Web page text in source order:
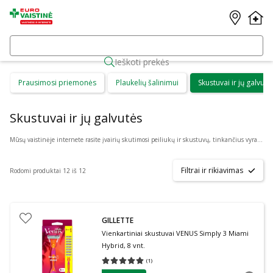
Ieškoti prekės
Prausimosi priemonės Plaukelių šalinimui Skustuvai ir jų
Skustuvai ir jų galvutės
Mūsų vaistinėje internete rasite įvairių skutimosi peiliukų ir skustuvų, tinkančius vyrams ir moterims. Šie produktai skirti saugiam ir efektyviam plaukų šalinimui įvairiose kūno vietose, užtikrinant švelnią ir glotnią odą. Rinkitės „
Rodomi produktai 12 iš 12 Filtrai ir rikiavimas
GILLETTE
Vienkartiniai skustuvai VENUS Simply 3 Miami
Hybrid, 8 vnt.
(1)
Vidutinis įvertinimas 5.00